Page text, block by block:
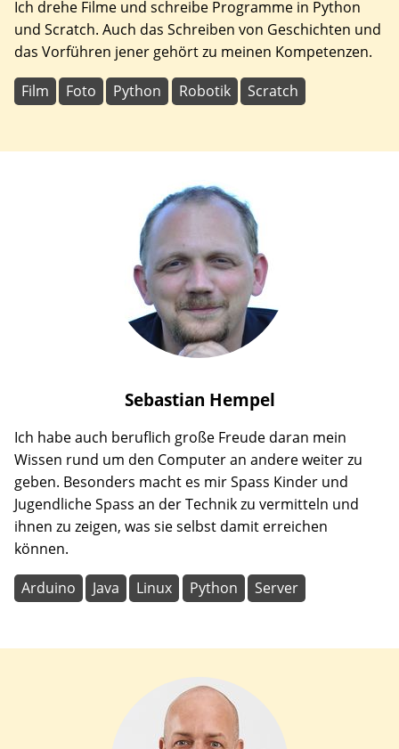
Ich drehe Filme und schreibe Programme in Python
und Scratch. Auch das Schreiben von Geschichten und
das Vorführen jener gehört zu meinen Kompetenzen.
Film Foto Python Robotik Scratch
Sebastian Hempel
Ich habe auch beruflich große Freude daran mein
Wissen rund um den Computer an andere weiter zu
geben. Besonders macht es mir Spass Kinder und
Jugendliche Spass an der Technik zu vermitteln und
ihnen zu zeigen, was sie selbst damit erreichen
können.
Arduino Java Linux Python Server